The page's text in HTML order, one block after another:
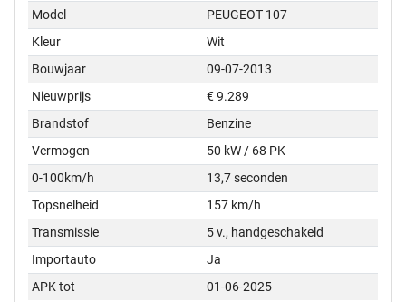
Model
PEUGEOT 107
Kleur
Wit
Bouwjaar
09-07-2013
Nieuwprijs
€ 9.289
Brandstof
Benzine
Vermogen
50 kW / 68 PK
0-100km/h
13,7 seconden
Topsnelheid
157 km/h
Transmissie
5 v., handgeschakeld
Importauto
Ja
APK tot
01-06-2025